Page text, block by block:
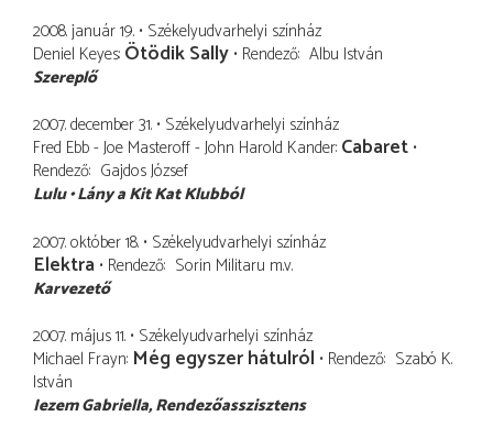
2008. január 19. Székelyudvarhelyi színház
Deniel Keyes Ötödik Sally Rendező Albu István
Szereplő
2007. december 31. Székelyudvarhelyi színház
Fred Ebb - Joe Masteroff - John Harold Kander Cabaret
Rendező Gajdos József
Lulu Lány a Kit Kat Klubból
2007. október 18. Székelyudvarhelyi színház
Elektra Rendező Sorin Militaru m.v.
Karvezető
2007. május 11. Székelyudvarhelyi színház
Michael Frayn Még egyszer hátulról Rendező Szabó K.
István
Iezem Gabriella Rendezőasszisztens